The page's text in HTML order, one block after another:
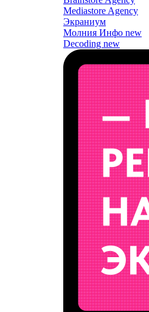
Mediastore Agency
Экраниум
Молния Инфо new
Decoding new